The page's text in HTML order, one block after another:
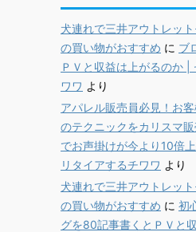
犬連れで三井アウトレッ
の買い物がおすすめ に ブ
ＰＶと収益は上がるのか |
ワワ より
アパレル販売員必見！お
のテクニックをカリスマ
でお声掛けが今より10倍
リタイアするチワワ より
犬連れで三井アウトレッ
の買い物がおすすめ に 初
グを80記事書くとＰＶと